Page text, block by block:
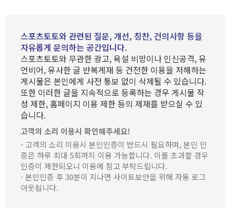
스포츠토토와 관련된 질문, 개선, 칭찬, 건의사항 등을
자유롭게 문의하는 공간입니다.
스포츠토토와 무관한 광고, 욕설 비방이나 인신공격, 유
언비어, 유사한 글 반복게재 등 건전한 이용을 저해하는
게시물은 본인에게 사전 통보 없이 삭제될 수 있습니다.
또한 이러한 글을 지속적으로 등록하는 경우 게시물 작
성 제한, 홈페이지 이용 제한 등의 제재를 받으실 수 있
습니다.
고객의 소리 이용시 확인해주세요!
- 고객의 소리 이용시 본인인증이 반드시 필요하며, 본인 인
증은 하루 최대 5회까지 이용 가능합니다. 이를 초과할 경우
인증이 제한되오니 이용에 참고 부탁드립니다.
- 본인인증 후 30분이 지나면 사이트보안을 위해 자동 로그
아웃됩니다.